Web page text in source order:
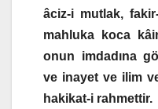
âciz-i mutlak,
mahluka koca
onun imdadına
ve inayet ve ilim
hakikat-i rahmettir.